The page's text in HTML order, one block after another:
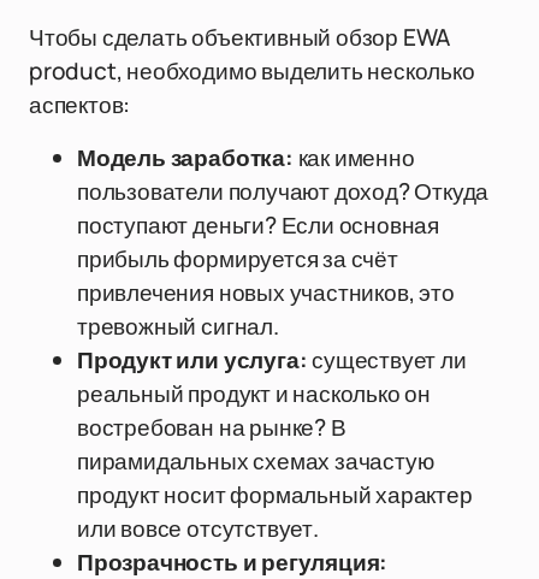
Чтобы сделать объективный обзор EWA
product, необходимо выделить несколько
аспектов:
Модель заработка: как именно
пользователи получают доход? Откуда
поступают деньги? Если основная
прибыль формируется за счёт
привлечения новых участников, это
тревожный сигнал.
Продукт или услуга:существует ли
реальный продукт и насколько он
востребован на рынке? В
пирамидальных схемах зачастую
продукт носит формальный характер
или вовсе отсутствует.
Прозрачность и регуляция: